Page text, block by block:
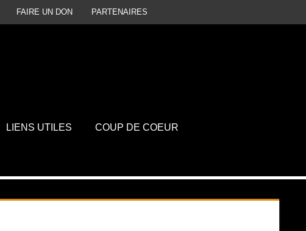
FAIRE UN DON PARTENAIRES
LIENS UTILES COUP DE COEUR